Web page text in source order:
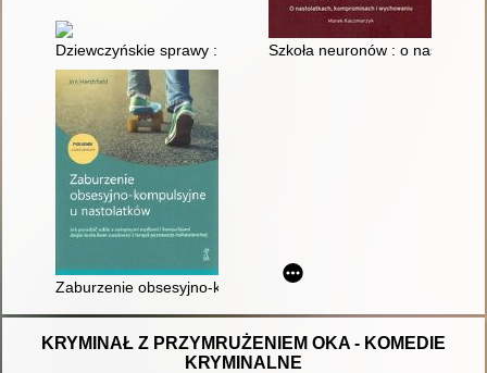
Dziewczyńskie sprawy : przewodnik po dojrzewaniu
Szkoła neuronów : o
Zaburzenie obsesyjno-kompulsyjne u nastolatków : jak
KRYMINAŁ Z PRZYMRUŻENIEM OKA - KOMEDIE
KRYMINALNE